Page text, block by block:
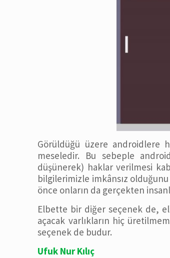
Görüldüğü üzere androidlere
meseledir. Bu sebeple
düşünerek) haklar verilmesi
bilgilerimizle imkânsız
önce onların da gerçekten
Elbette bir diğer seçenek de,
açacak varlıkların hiç
seçenek de budur.
Ufuk Nur Kılıç